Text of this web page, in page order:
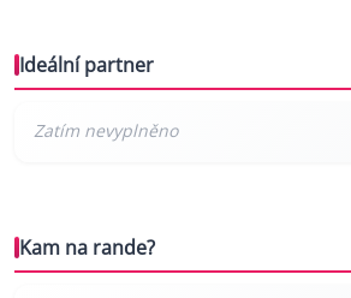
Ideální partner
Kam na rande?